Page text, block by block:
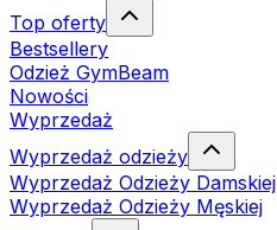
Top oferty
Bestsellery
Odzież GymBeam
Nowości
Wyprzedaż
Wyprzedaż odzieży
Wyprzedaż Odzieży Damskiej
Wyprzedaż Odzieży Męskiej